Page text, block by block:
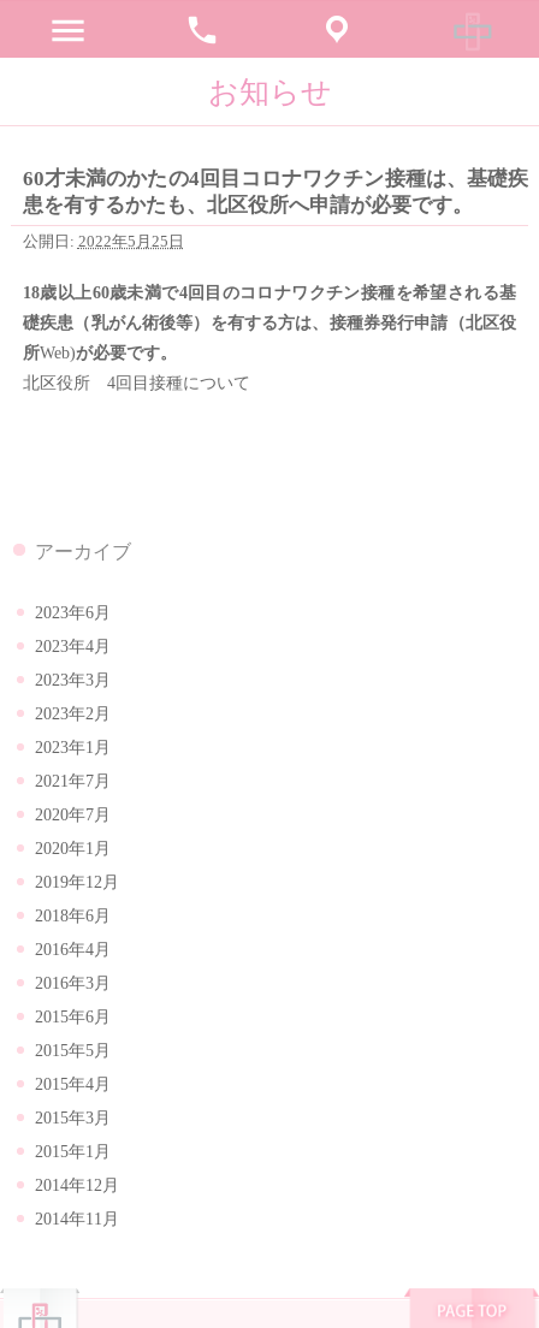
menu phone
お知らせ
60才未満のかたの4回目コロナワクチン接種は、基礎疾
患を有するかたも、北区役所へ申請が必要です。
公開日: 2022年5月25日
18歳以上60歳未満で4回目のコロナワクチン接種を希望される基
礎疾患（乳がん術後等）を有する方は、接種券発行申請（北区役
所Web)が必要です。
北区役所 4回目接種について
アーカイブ
2023年6月
2023年4月
2023年3月
2023年2月
2023年1月
2021年7月
2020年7月
2020年1月
2019年12月
2018年6月
2016年4月
2016年3月
2015年6月
2015年5月
2015年4月
2015年3月
2015年1月
2014年12月
2014年11月